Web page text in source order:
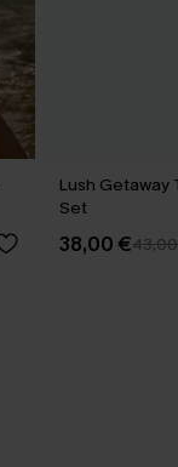
Lush Getaway
Set
38,00 €